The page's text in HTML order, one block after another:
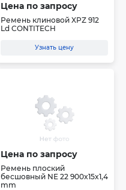
Цена по запросу
Ремень клиновой XPZ 912
Ld CONTITECH
Узнать цену
Цена по запросу
Ремень плоский
бесшовный NE 22 900x15x1,4
mm